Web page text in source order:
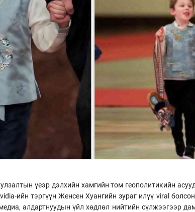
үеэр дэлхийн хамгийн том геополитикийн
ийн тэргүүн Женсен Хуангийн зураг илүү viral
алдартнуудын үйл хөдлөл нийтийн сүлжээгээр